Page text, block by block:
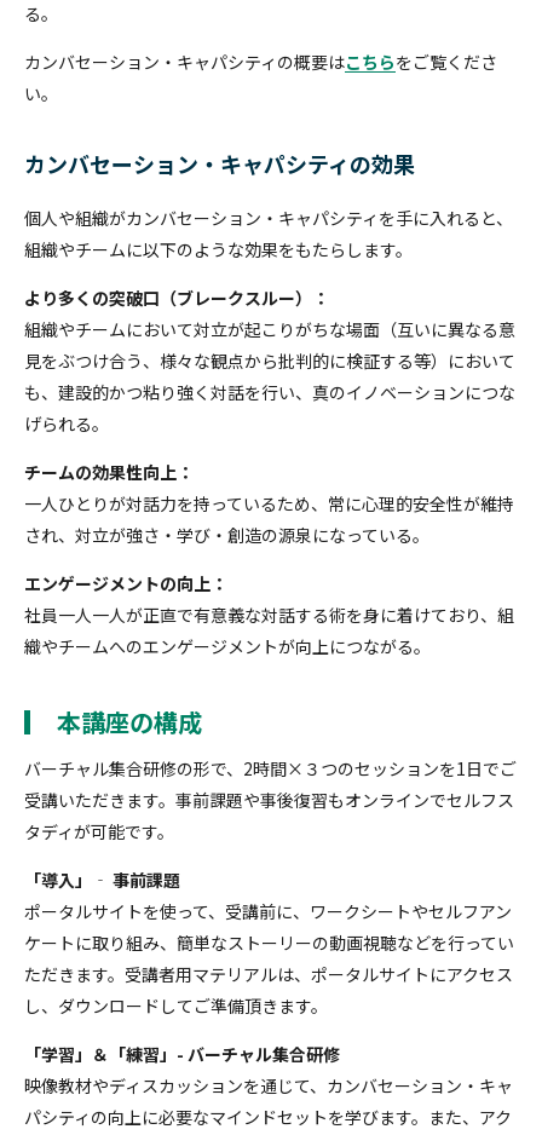
る。
カンバセーション・キャパシティの概要はこちらをご覧くださ
い。
カンバセーション・キャパシティの効果
個人や組織がカンバセーション・キャパシティを手に入れると、
組織やチームに以下のような効果をもたらします。
より多くの突破口（ブレークスルー）：
組織やチームにおいて対立が起こりがちな場面（互いに異なる意
見をぶつけ合う、様々な観点から批判的に検証する等）において
も、建設的かつ粘り強く対話を行い、真のイノベーションにつな
げられる。
チームの効果性向上：
一人ひとりが対話力を持っているため、常に心理的安全性が維持
され、対立が強さ・学び・創造の源泉になっている。
エンゲージメントの向上：
社員一人一人が正直で有意義な対話する術を身に着けており、組
織やチームへのエンゲージメントが向上につながる。
本講座の構成
バーチャル集合研修の形で、2時間×３つのセッションを1日でご
受講いただきます。事前課題や事後復習もオンラインでセルフス
タディが可能です。
「導入」‐ 事前課題
ポータルサイトを使って、受講前に、ワークシートやセルフアン
ケートに取り組み、簡単なストーリーの動画視聴などを行ってい
ただきます。受講者用マテリアルは、ポータルサイトにアクセス
し、ダウンロードしてご準備頂きます。
「学習」＆「練習」- バーチャル集合研修
映像教材やディスカッションを通じて、カンバセーション・キャ
パシティの向上に必要なマインドセットを学びます。また、アク